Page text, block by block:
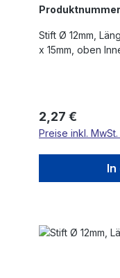
Stift Ø 12mm,
x 15mm, oben
Regulärer
2,27 €
Preise inkl.
In